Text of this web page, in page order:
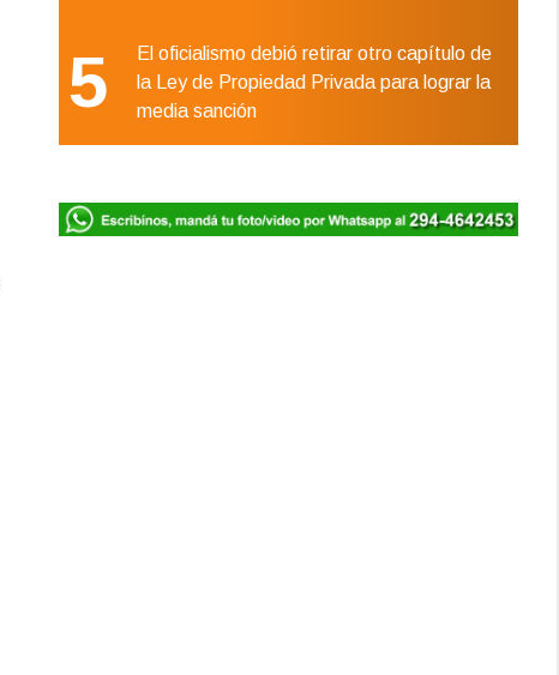
5
El oficialismo debió retirar otro capítulo de
la Ley de Propiedad Privada para lograr la
media sanción